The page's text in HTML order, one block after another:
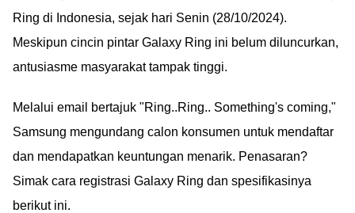
Ring di Indonesia, sejak hari Senin (28/10/2024).
Meskipun cincin pintar Galaxy Ring ini belum diluncurkan,
antusiasme masyarakat tampak tinggi.
Melalui email bertajuk "Ring..Ring.. Something's coming,"
Samsung mengundang calon konsumen untuk mendaftar
dan mendapatkan keuntungan menarik. Penasaran?
Simak cara registrasi Galaxy Ring dan spesifikasinya
berikut ini.